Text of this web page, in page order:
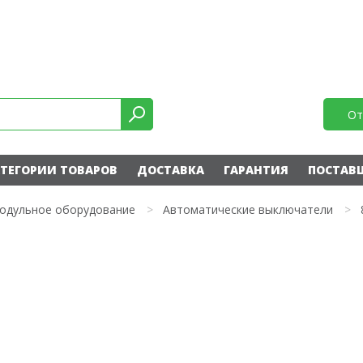
ТОВАРОВ ДОСТАВКА ГАРАНТИЯ
оборудование > Автоматические выключатели >